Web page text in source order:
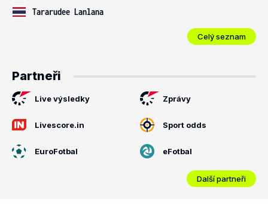
Tararudee Lanlana
Celý seznam
Partneři
Live výsledky Zprávy
Livescore.in Sport odds
EuroFotbal eFotbal
Další partneři